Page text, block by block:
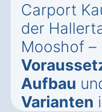
Carport
der
Mooshof –
Aufbau
Varianten